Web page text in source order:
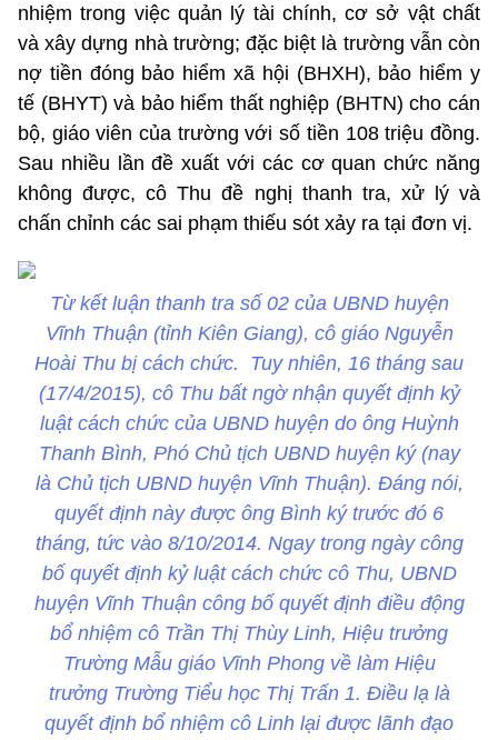
nhiệm trong việc quản lý tài chính, cơ sở vật chất
và xây dựng nhà trường; đặc biệt là trường vẫn còn
nợ tiền đóng bảo hiểm xã hội (BHXH), bảo hiểm y
tế (BHYT) và bảo hiểm thất nghiệp (BHTN) cho cán
bộ, giáo viên của trường với số tiền 108 triệu đồng.
Sau nhiều lần đề xuất với các cơ quan chức năng
không được, cô Thu đề nghị thanh tra, xử lý và
chấn chỉnh các sai phạm thiếu sót xảy ra tại đơn vị.
Từ kết luận thanh tra số 02 của UBND huyện
Vĩnh Thuận (tỉnh Kiên Giang), cô giáo Nguyễn
Hoài Thu bị cách chức. Tuy nhiên, 16 tháng sau
(17/4/2015), cô Thu bất ngờ nhận quyết định kỷ
luật cách chức của UBND huyện do ông Huỳnh
Thanh Bình, Phó Chủ tịch UBND huyện ký (nay
là Chủ tịch UBND huyện Vĩnh Thuận). Đáng nói,
quyết định này được ông Bình ký trước đó 6
tháng, tức vào 8/10/2014. Ngay trong ngày công
bố quyết định kỷ luật cách chức cô Thu, UBND
huyện Vĩnh Thuận công bố quyết định điều động
bổ nhiệm cô Trần Thị Thùy Linh, Hiệu trưởng
Trường Mẫu giáo Vĩnh Phong về làm Hiệu
trưởng Trường Tiểu học Thị Trấn 1. Điều lạ là
quyết định bổ nhiệm cô Linh lại được lãnh đạo